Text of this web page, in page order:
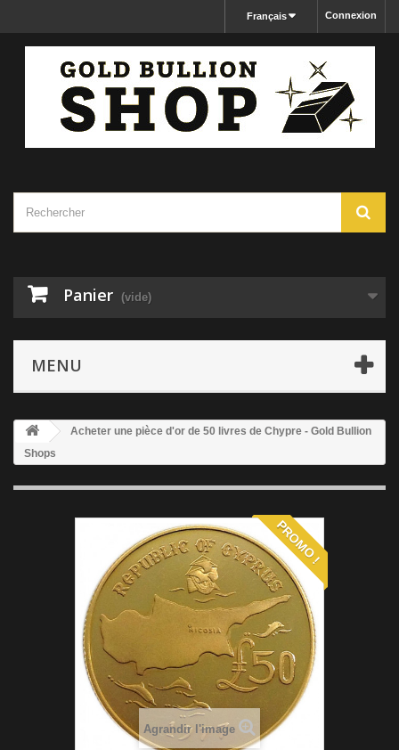
Connexion
Français
Panier (vide)
MENU
Acheter une pièce d'or de 50 livres de Chypre - Gold Bullion
Shops
PROMO !
Agrandir l'image